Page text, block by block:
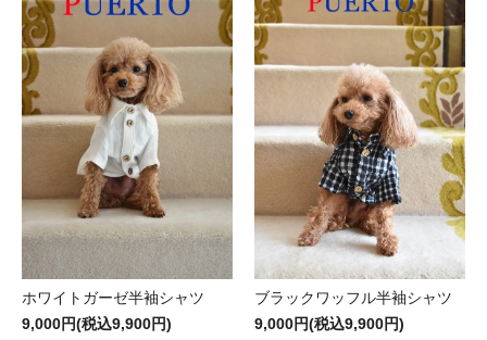
ホワイトガーゼ半袖シャツ
9,000円(税込9,900円)
ブラックワッフル半袖シャツ
9,000円(税込9,900円)